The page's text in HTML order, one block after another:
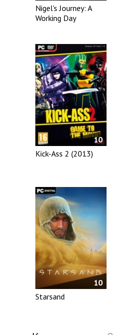
Nigel's Journey: A
Working Day
10
Kick-Ass 2 (2013)
10
Starsand